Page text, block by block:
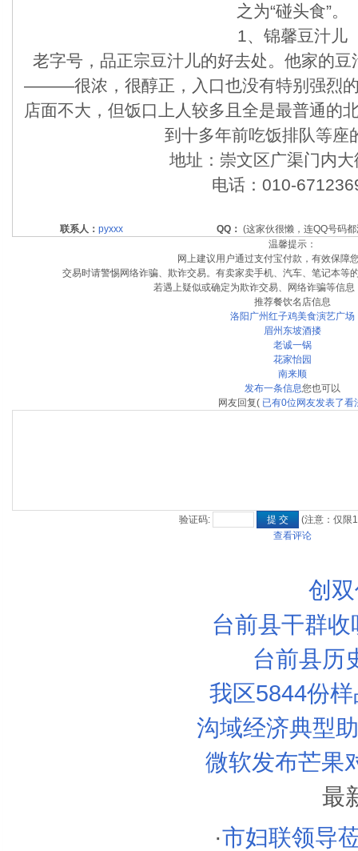
之为“碰头食”。
1、锦馨豆汁儿
老字号，品正宗豆汁儿的好去处。他家的
———很浓，很醇正，入口也没有特别强烈
店面不大，但饭口上人较多且全是最普通的
到十多年前吃饭排队等座
地址：崇文区广渠门内
电话：010-
联系人： pyxxx QQ： (这家伙很懒，连QQ号码
温馨提示：
网上建议用户通过支付宝付款，有效保障
交易时请警惕网络诈骗、欺诈交易。有卖家卖手机、汽车、笔记本等
若遇上疑似或确定为欺诈交易、网络诈骗等信
推荐餐饮名店信息
洛阳广州红子鸡美食演艺广场
眉州东坡酒搂
老诚一锅
花家怡园
南来顺
发布一条信息您也可以
网友回复( 已有0位网友发表了看
验证码:
(注意：仅限
查看评论
创
台前县干群收
台前县历
我区5844份样
沟域经济典型
微软发布芒果
最
·市妇联领导